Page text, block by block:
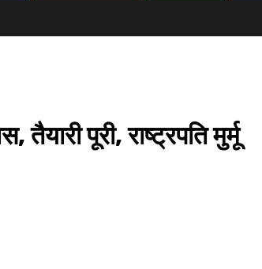
पूरी, राष्ट्रपति मुर्मू